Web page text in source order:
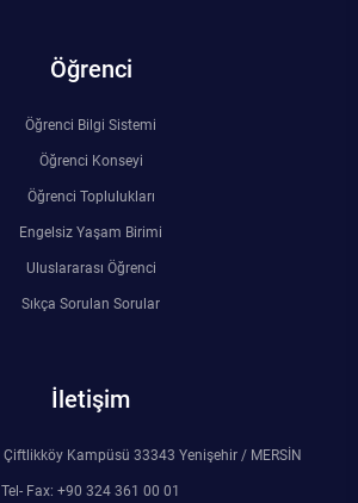
Öğrenci
Öğrenci Bilgi Sistemi
Öğrenci Konseyi
Öğrenci Toplulukları
Engelsiz Yaşam Birimi
Uluslararası Öğrenci
Sıkça Sorulan Sorular
İletişim
Çiftlikköy Kampüsü 33343 Yenişehir / MERSİN
Tel- Fax: +90 324 361 00 01